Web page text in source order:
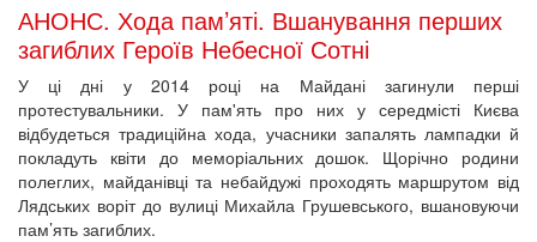
АНОНС. Хода пам’яті. Вшанування перших
загиблих Героїв Небесної Сотні
У ці дні у 2014 році на Майдані загинули перші
протестувальники. У пам'ять про них у середмісті Києва
відбудеться традиційна хода, учасники запалять лампадки й
покладуть квіти до меморіальних дошок. Щорічно родини
полеглих, майданівці та небайдужі проходять маршрутом від
Лядських воріт до вулиці Михайла Грушевського, вшановуючи
пам’ять загиблих.